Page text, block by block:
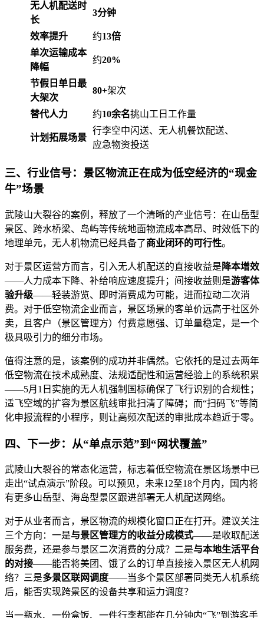
无人机配送时
长
3分钟
效率提升 约13倍
单次运输成本
降幅
约20%
节假日单日最
大架次
80+架次
替代人力 约10余名挑山工日工作量
计划拓展场景
行李空中闪送、无人机餐饮配送、
应急物资投送
三、行业信号：景区物流正在成为低空经济的“现金
牛”场景
武陵山大裂谷的案例，释放了一个清晰的产业信号：在山岳型
景区、跨水桥梁、岛屿等传统地面物流成本高昂、时效低下的
地理单元，无人机物流已经具备了商业闭环的可行性。
对于景区运营方而言，引入无人机配送的直接收益是 降本增效
——人力成本下降、补给响应速度提升；间接收益则是游客体
验升级——轻装游览、即时消费成为可能，进而拉动二次消
费。对于低空物流企业而言，景区场景的客单价远高于社区外
卖，且客户（景区管理方）付费意愿强、订单量稳定，是一个
极具吸引力的细分市场。
值得注意的是，该案例的成功并非偶然。它依托的是过去两年
低空物流在技术成熟度、法规适配性和运营经验上的系统积累
——5月1日实施的无人机强制国标确保了飞行识别的合规性；
适飞空域的扩容为景区航线审批扫清了障碍；而“扫码飞”等简
化申报流程的小程序，则让高频次配送的审批成本趋近于零。
四、下一步：从“单点示范”到“网状覆盖”
武陵山大裂谷的常态化运营，标志着低空物流在景区场景中已
走出“试点演示”阶段。可以预见，未来12至18个月内，国内将
有更多山岳型、海岛型景区跟进部署无人机配送网络。
对于从业者而言，景区物流的规模化窗口正在打开。建议关注
三个方向：一是与景区管理方的收益分成模式——是收取配送
服务费，还是参与景区二次消费的分成？二是与本地生活平台
的对接——能否将美团、饿了么的订单直接接入景区无人机网
络？三是多景区联网调度——当多个景区部署同类无人机系统
后，能否实现跨景区的设备共享和运力调度？
当一瓶水、一份盒饭、一件行李都能在几分钟内“飞”到游客手